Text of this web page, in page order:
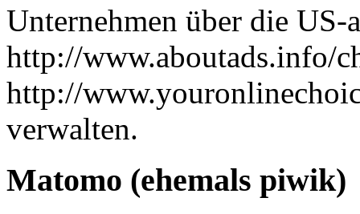
Unternehmen über die US-
http://www.aboutads.info/
http://
verwalten.
Matomo (ehemals piwik)